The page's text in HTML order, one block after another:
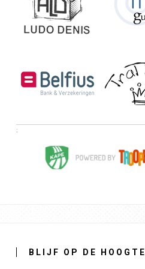
BLIJF OP DE HOOGTE